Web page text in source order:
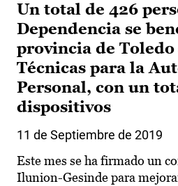
Un total de 426
Dependencia se
provincia de Toledo
Técnicas para la
Personal, con un
dispositivos
11 de Septiembre de 2019
Este mes se ha firmado un
Ilunion-Gesinde para